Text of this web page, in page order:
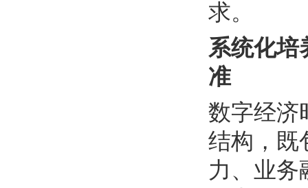
求。
系统化培
准
数字经济
结构，既
力、业务